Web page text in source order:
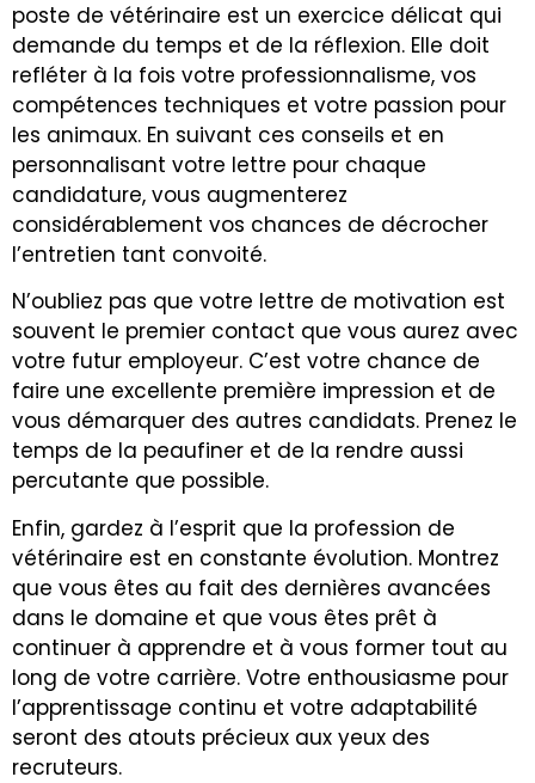
poste de vétérinaire est un exercice délicat qui
demande du temps et de la réflexion. Elle doit
refléter à la fois votre professionnalisme, vos
compétences techniques et votre passion pour
les animaux. En suivant ces conseils et en
personnalisant votre lettre pour chaque
candidature, vous augmenterez
considérablement vos chances de décrocher
l’entretien tant convoité.
N’oubliez pas que votre lettre de motivation est
souvent le premier contact que vous aurez avec
votre futur employeur. C’est votre chance de
faire une excellente première impression et de
vous démarquer des autres candidats. Prenez le
temps de la peaufiner et de la rendre aussi
percutante que possible.
Enfin, gardez à l’esprit que la profession de
vétérinaire est en constante évolution. Montrez
que vous êtes au fait des dernières avancées
dans le domaine et que vous êtes prêt à
continuer à apprendre et à vous former tout au
long de votre carrière. Votre enthousiasme pour
l’apprentissage continu et votre adaptabilité
seront des atouts précieux aux yeux des
recruteurs.